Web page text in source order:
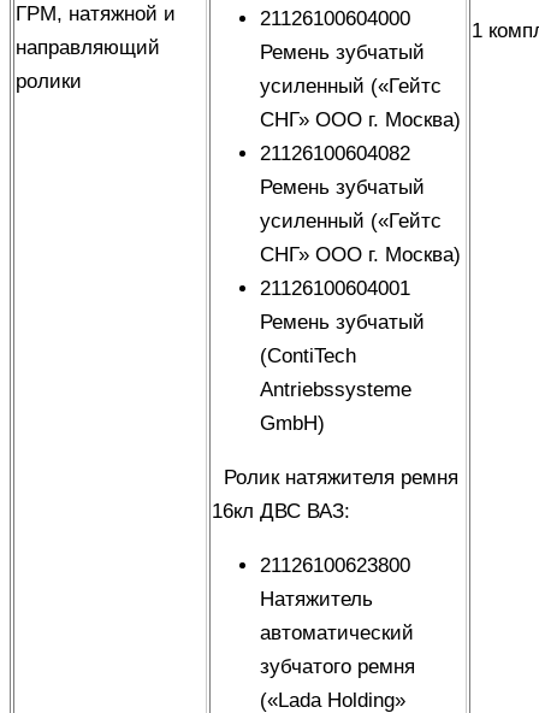
ГРМ, натяжной и
направляющий
ролики
21126100604000
Ремень зубчатый
усиленный («Гейтс
СНГ» ООО г. Москва)
21126100604082
Ремень зубчатый
усиленный («Гейтс
СНГ» ООО г. Москва)
21126100604001
Ремень зубчатый
(ContiTech
Antriebssysteme
GmbH)
Ролик натяжителя ремня
16кл ДВС ВАЗ:
21126100623800
Натяжитель
автоматический
зубчатого ремня
(«Lada Holding»
1